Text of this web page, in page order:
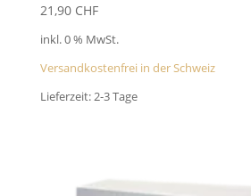
21,90 CHF
inkl. 0 % MwSt.
Versandkostenfrei in der Schweiz
Lieferzeit:2-3 Tage